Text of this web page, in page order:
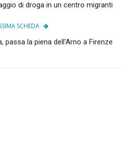
di droga in un centro migranti
SCHEDA
passa la piena dell'Arno a Firenze